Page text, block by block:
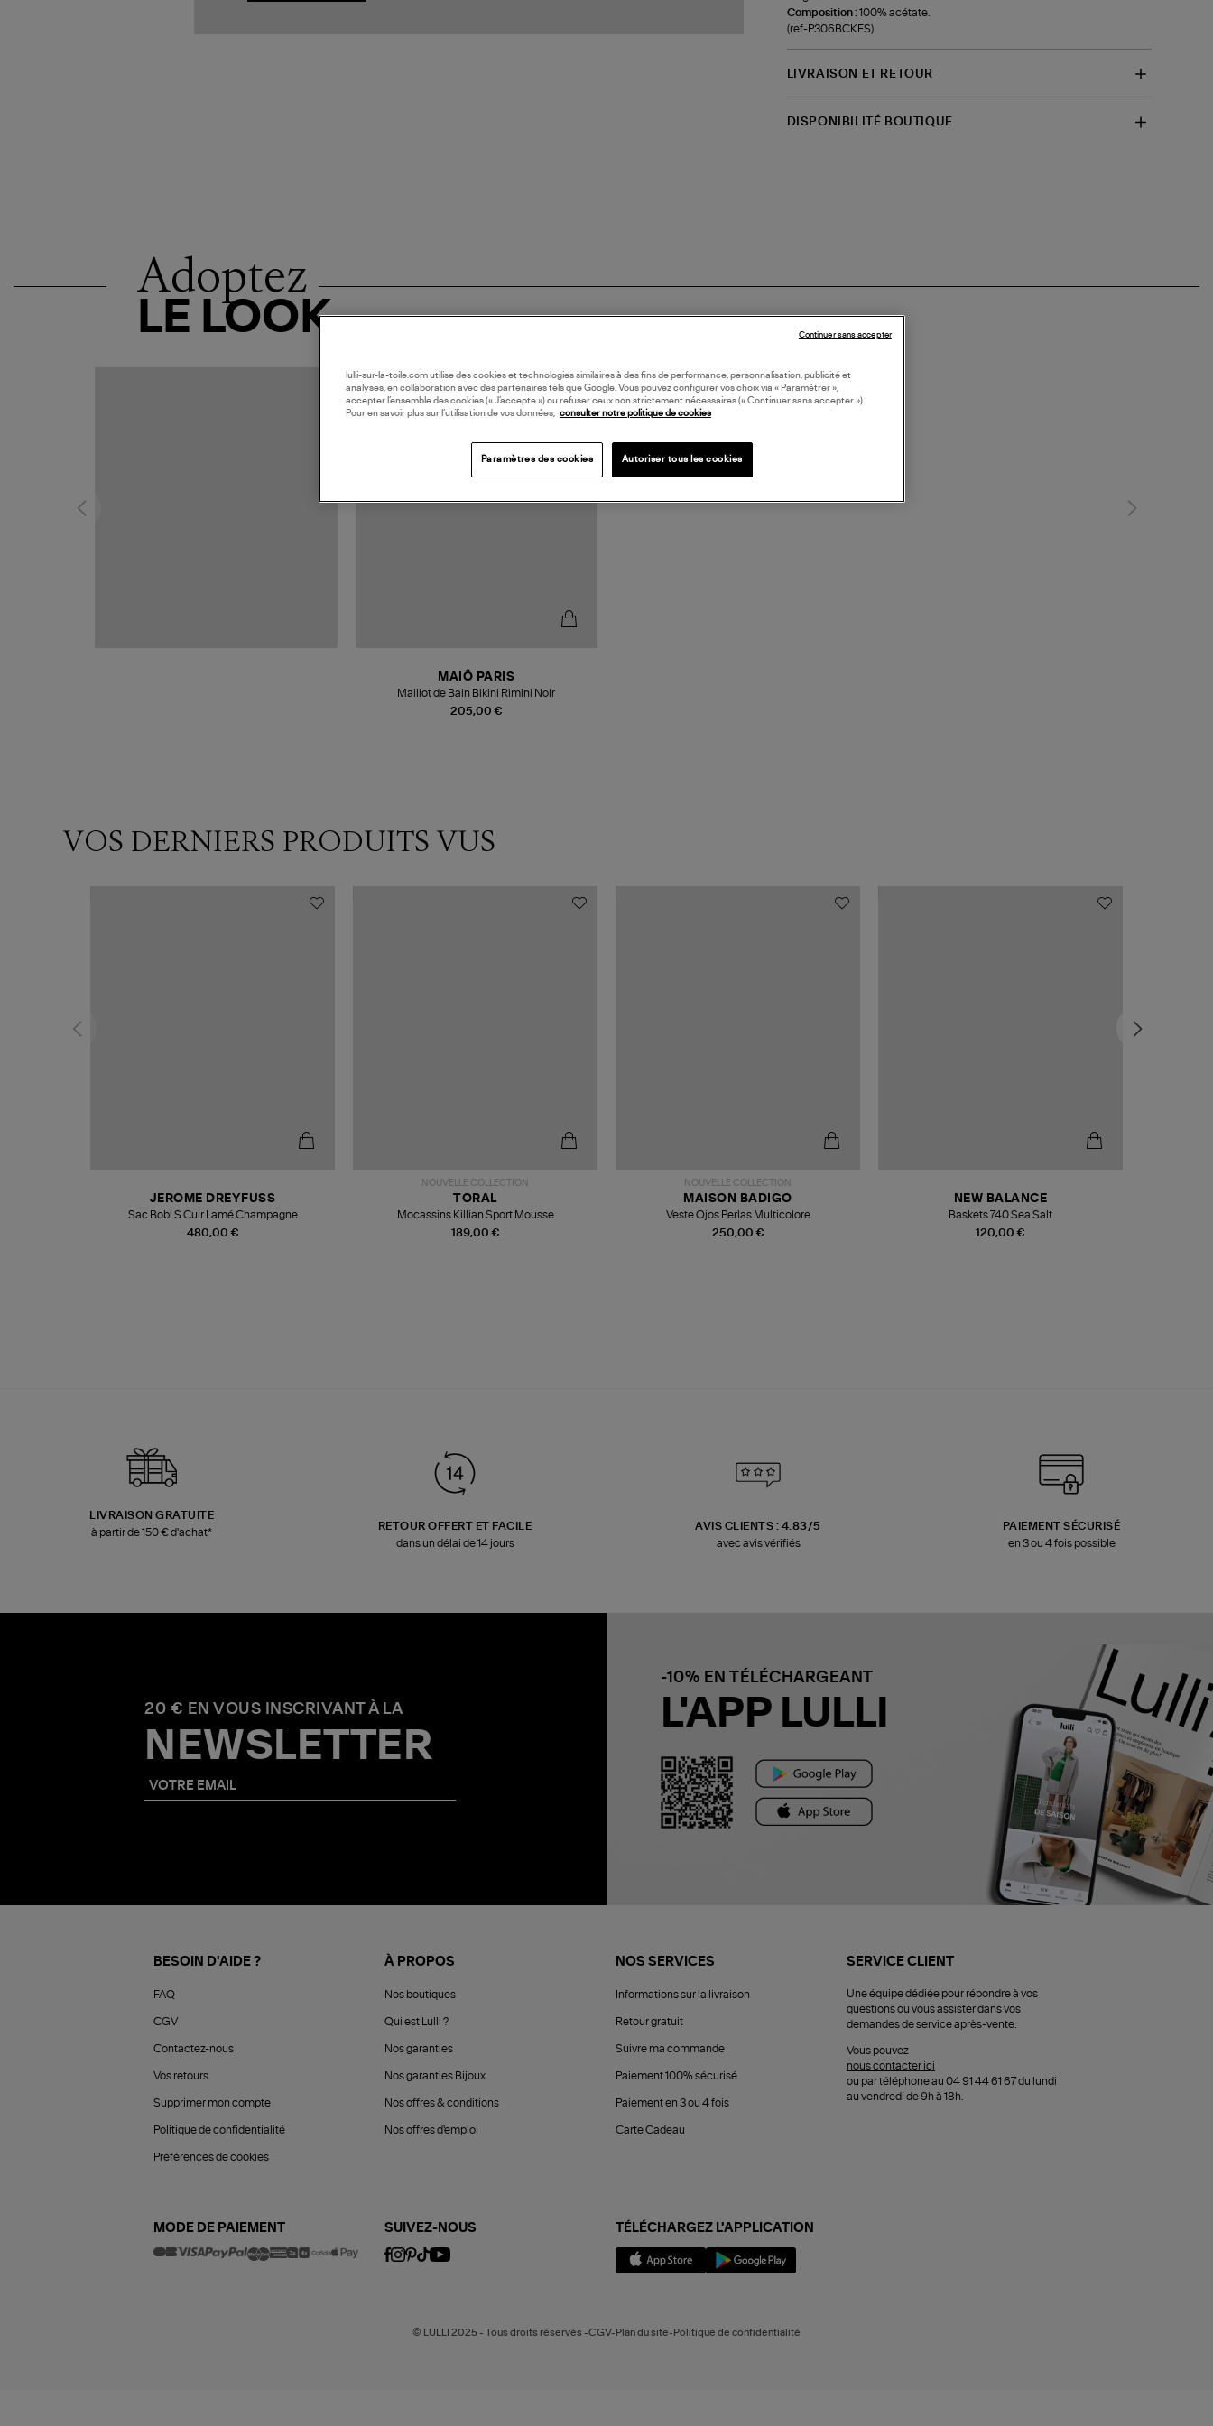
Composition :100% acétate.
(ref-P306BCKES)
LIVRAISON ET RETOUR
DISPONIBILITÉ BOUTIQUE
Adoptez
LE LOOK
MADE IN EUROPE
205,00 €
MAIÔ PARIS
Maillot de Bain Bikini Rimini Noir
VOS DERNIERS PRODUITS VUS
480,00 €
JEROME DREYFUSS
Sac Bobi S Cuir Lamé Champagne
NOUVELLE COLLECTION
189,00 €
TORAL
Mocassins Killian Sport Mousse
NOUVELLE COLLECTION
250,00 €
MAISON BADIGO
Veste Ojos Perlas Multicolore
120,00 €
NEW BALANCE
Baskets 740 Sea Salt
LIVRAISON GRATUITE
à partir de 150 € d'achat*
RETOUR OFFERT ET FACILE
dans un délai de 14 jours
AVIS CLIENTS : 4.83/5
avec avis vérifiés
PAIEMENT SÉCURISÉ
en 3 ou 4 fois possible
20 € EN VOUS INSCRIVANT À LA
NEWSLETTER
-10% EN TÉLÉCHARGEANT
L'APP LULLI
BESOIN D'AIDE ?
FAQ
CGV
Contactez-nous
Vos retours
Supprimer mon compte
Politique de confidentialité
Préférences de cookies
À PROPOS
Nos boutiques
Qui est Lulli ?
Nos garanties
Nos garanties Bijoux
Nos offres & conditions
Nos offres d'emploi
NOS SERVICES
Informations sur la livraison
Retour gratuit
Suivre ma commande
Paiement 100% sécurisé
Paiement en 3 ou 4 fois
Carte Cadeau
SERVICE CLIENT
Une équipe dédiée pour répondre à vos
questions ou vous assister dans vos
demandes de service après-vente.
Vous pouvez
nous contacter ici
ou par téléphone au 04 91 44 61 67 du lundi
au vendredi de 9h à 18h.
MODE DE PAIEMENT SUIVEZ-NOUS TÉLÉCHARGEZ L'APPLICATION
© LULLI 2025 - Tous droits réservés -CGV-Plan du site-Politique de confidentialité
lulli-sur-la-toile.com utilise des cookies et technologies similaires à des fins de performance, personnalisation, publicité et
analyses, en collaboration avec des partenaires tels que Google. Vous pouvez configurer vos choix via « Paramétrer »,
accepter l’ensemble des cookies (« J’accepte ») ou refuser ceux non strictement nécessaires (« Continuer sans accepter »).
Pour en savoir plus sur l’utilisation de vos données,
consulter notre politique de cookies
Paramètres des cookies Autoriser tous les cookies
Continuer sans accepter